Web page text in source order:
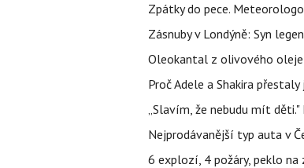
Zpátky do pece.
Zásnuby v Londýně: Syn
Oleokantal z olivového
Proč Adele a Shakira
„Slavím, že nebudu mít
Nejprodávanější typ auta v
6 explozí, 4 požáry, peklo